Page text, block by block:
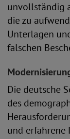
unvollständig
die zu
Unterlagen
falschen
Die deutsche
des
und erfahrene